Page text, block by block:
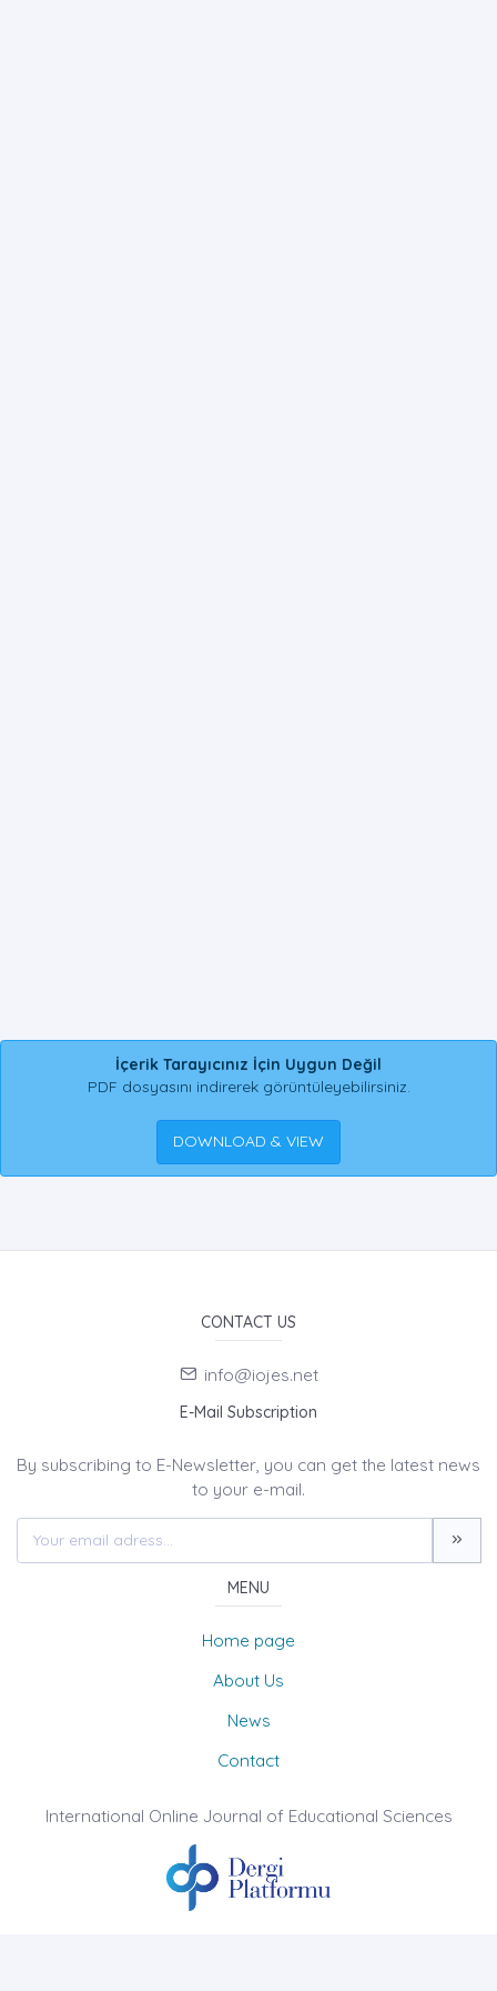
İçerik Tarayıcınız İçin Uygun Değil
PDF dosyasını indirerek görüntüleyebilirsiniz.
DOWNLOAD & VIEW
CONTACT US
info@iojes.net
E-Mail Subscription
By subscribing to E-Newsletter, you can get the latest news
to your e-mail.
MENU
Home page
About Us
News
Contact
International Online Journal of Educational Sciences